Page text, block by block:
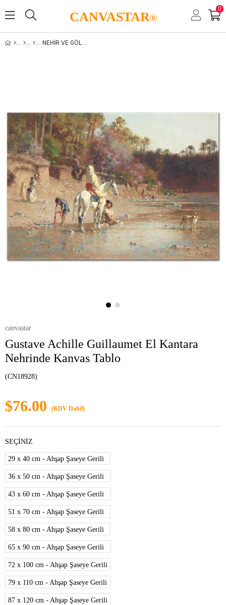
CANVASTAR®
0
NEHIR VE GÖL MANZARALARI
canvastar
Gustave Achille Guillaumet El Kantara
Nehrinde Kanvas Tablo
(CN18928)
$76.00 (KDV Dahil)
SEÇİNİZ
29 x 40 cm - Ahşap Şaseye Gerili
36 x 50 cm - Ahşap Şaseye Gerili
43 x 60 cm - Ahşap Şaseye Gerili
51 x 70 cm - Ahşap Şaseye Gerili
58 x 80 cm - Ahşap Şaseye Gerili
65 x 90 cm - Ahşap Şaseye Gerili
72 x 100 cm - Ahşap Şaseye Gerili
79 x 110 cm - Ahşap Şaseye Gerili
87 x 120 cm - Ahşap Şaseye Gerili